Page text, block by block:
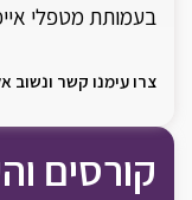
קורסים
בעמותת מטפלי
צרו עימנו קשר ונשוב